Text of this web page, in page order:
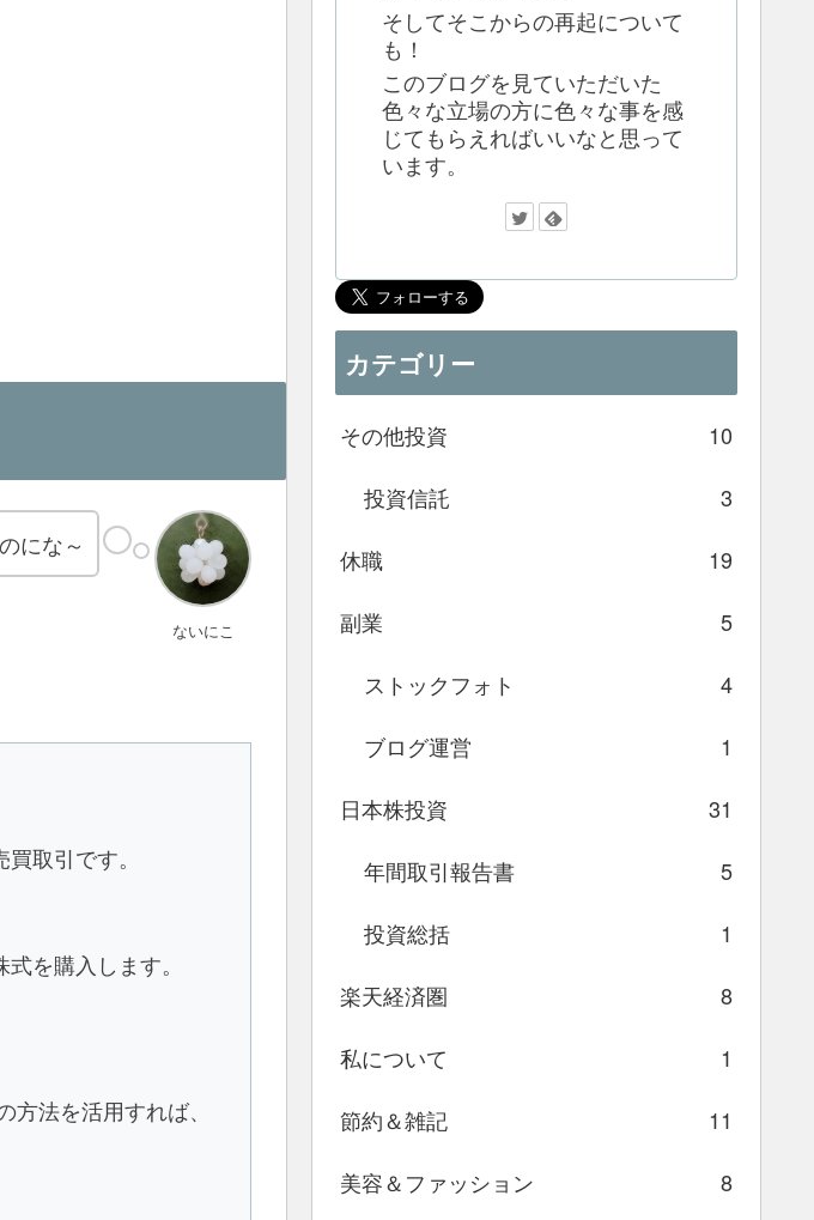
ないにこ
にな～
取引です。
を購入します。
法を活用すれば、
そしてそこからの再起について
も！
このブログを見ていただいた
色々な立場の方に色々な事を感
じてもらえればいいなと思って
います。
カテゴリー
その他投資
10
投資信託
3
休職
19
副業
5
ストックフォト
4
ブログ運営
1
日本株投資
31
年間取引報告書
5
投資総括
1
楽天経済圏
8
私について
1
節約＆雑記
11
美容＆ファッション
8